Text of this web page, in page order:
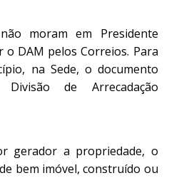
moram em Presidente
o DAM pelos Correios. Para
na Sede, o documento
de Arrecadação
gerador a propriedade, o
bem imóvel, construído ou